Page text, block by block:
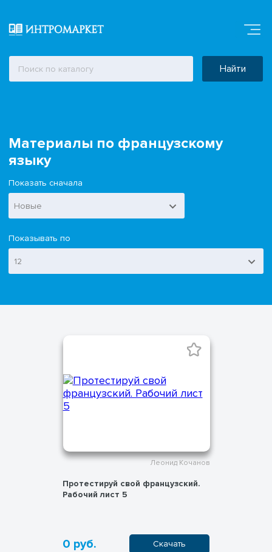
Найти
Материалы по французскому
языку
Показать сначала
Новые
Показывать по
12
Леонид Кочанов
Протестируй свой французский.
Рабочий лист 5
0 руб. Скачать